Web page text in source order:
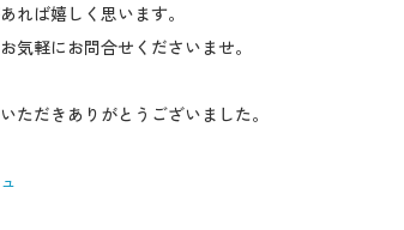
れば嬉しく思います。
軽にお問合せくださいませ。
ただきありがとうございました。